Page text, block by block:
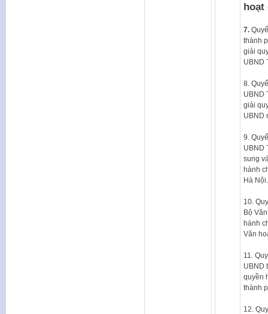
hoạt
7.
thành
giải
UBND
8.
UBND
giải
UBND
9.
UBND
sung
hành
Hà Nội.
10.
Bộ
hành
Văn
11.
UBND
quyền
thành
12.